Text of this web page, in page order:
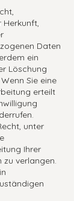
Herkunft,
Daten
ein
Löschung
Sie eine
erteilt
unter
Ihrer
zu verlangen.